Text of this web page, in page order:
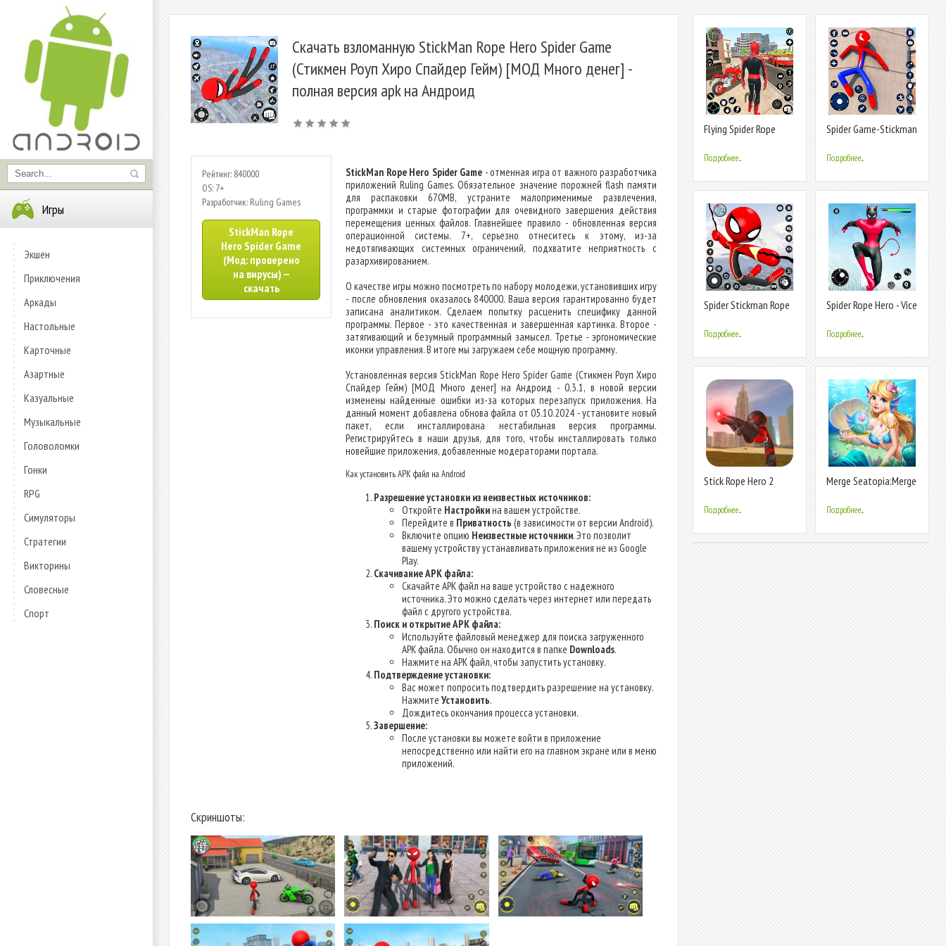
Игры
Экшен
Приключения
Аркады
Настольные
Карточные
Азартные
Казуальные
Музыкальные
Головоломки
Гонки
RPG
Симуляторы
Стратегии
Викторины
Словесные
Спорт
Скачать взломанную StickMan Rope Hero Spider Game
(Стикмен Роуп Хиро Спайдер Гейм) [МОД Много денег] -
полная версия apk на Андроид
Рейтинг: 840000
OS: 7+
Разработчик: Ruling Games
StickMan Rope
Hero Spider Game
(Мод: проверено
на вирусы) —
скачать
StickMan Rope Hero Spider Game - отменная игра от важного разработчика
приложений Ruling Games. Обязательное значение порожней flash памяти
для распаковки 670MB, устраните малоприменимые развлечения,
программки и старые фотографии для очевидного завершения действия
перемещения ценных файлов. Главнейшее правило - обновленная версия
операционной системы. 7+, серьезно отнеситесь к этому, из-за
недотягивающих системных ограничений, подхватите неприятность с
разархивированием.
О качестве игры можно посмотреть по набору молодежи, установивших игру
- после обновления оказалось 840000. Ваша версия гарантированно будет
записана аналитиком. Сделаем попытку расценить специфику данной
программы. Первое - это качественная и завершенная картинка. Второе -
затягивающий и безумный программный замысел. Третье - эргономические
иконки управления. В итоге мы загружаем себе мощную программу.
Установленная версия StickMan Rope Hero Spider Game (Стикмен Роуп Хиро
Спайдер Гейм) [МОД Много денег] на Андроид - 0.3.1, в новой версии
изменены найденные ошибки из-за которых перезапуск приложения. На
данный момент добавлена обнова файла от 05.10.2024 - установите новый
пакет, если инсталлирована нестабильная версия программы.
Регистрируйтесь в наши друзья, для того, чтобы инсталлировать только
новейшие приложения, добавленные модераторами портала.
Как установить APK файл на Android
Разрешение установки из неизвестных источников:
Откройте Настройкина вашем устройстве.
Перейдите в Приватность (в зависимости от версии Android).
Включите опцию Неизвестные источники. Это позволит
вашему устройству устанавливать приложения не из Google
Play.
Скачивание APK файла:
Скачайте APK файл на ваше устройство с надежного
источника. Это можно сделать через интернет или передать
файл с другого устройства.
Поиск и открытие APK файла:
Используйте файловый менеджер для поиска загруженного
APK файла. Обычно он находится в папке Downloads.
Нажмите на APK файл, чтобы запустить установку.
Подтверждение установки:
Вас может попросить подтвердить разрешение на установку.
Нажмите Установить.
Дождитесь окончания процесса установки.
Завершение:
После установки вы можете войти в приложение
непосредственно или найти его на главном экране или в меню
приложений.
Скриншоты:
Flying Spider Rope
Подробнее...
Spider Game-Stickman
Подробнее...
Spider Stickman Rope
Подробнее...
Spider Rope Hero - Vice
Подробнее...
Stick Rope Hero 2
Подробнее...
Merge Seatopia:Merge
Подробнее...